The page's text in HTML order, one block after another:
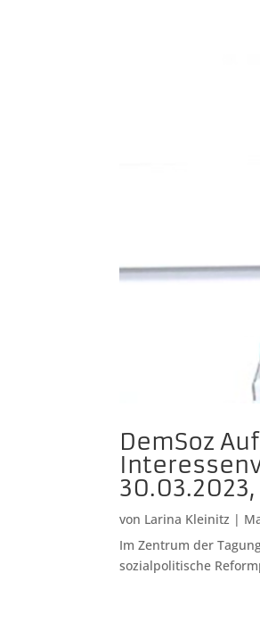
DemSoz
30.03.2023,
von Larina Kleinitz |
Im Zentrum der
sozialpolitische